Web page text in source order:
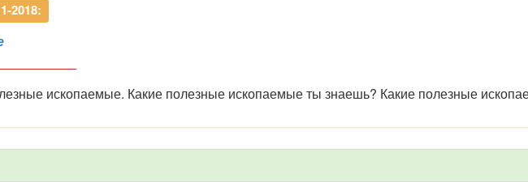
2018:
ископаемые. Какие полезные ископаемые ты знаешь? Какие полезные